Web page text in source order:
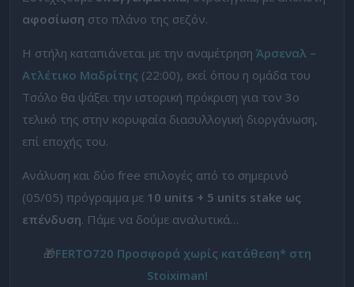
αφοσίωση στο πλάνο της σεζόν.
Η στήλη καταπιάνεται με την αναμέτρηση Άρσεναλ –
Ατλέτικο Μαδρίτης (22:00), εκεί όπου η ομάδα του
Τσόλο θα ψάξει την ιστορική πρόκριση για τον 3ο
τελικό της στην κορυφαία διασυλλογική διοργάνωση,
επί εποχής του.
Ανάλυση και δύο free επιλογές από το σημερινό
(05/05) πρόγραμμα με 10 units + 5 units stake ως
επένδυση. Πάμε να δούμε αναλυτικά…
🎁FERTO720 Προσφορά χωρίς κατάθεση* στη
Stoiximan!